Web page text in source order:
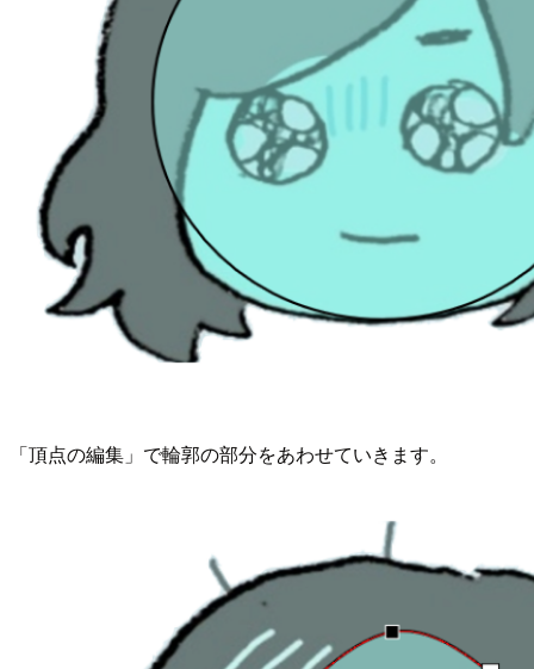
「頂点の編集」で輪郭の部分をあわせていきます。